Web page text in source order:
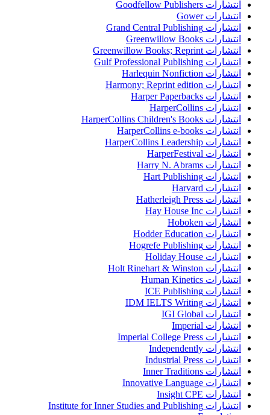
انتشارات Goodfellow Publishers
انتشارات Gower
انتشارات Grand Central Publishing
انتشارات Greenwillow Books
انتشارات Greenwillow Books; Reprint
انتشارات Gulf Professional Publishing
انتشارات Harlequin Nonfiction
انتشارات Harmony; Reprint edition
انتشارات Harper Paperbacks
انتشارات HarperCollins
انتشارات HarperCollins Children's Books
انتشارات HarperCollins e-books
انتشارات HarperCollins Leadership
انتشارات HarperFestival
انتشارات Harry N. Abrams
انتشارات Hart Publishing
انتشارات Harvard
انتشارات Hatherleigh Press
انتشارات Hay House Inc
انتشارات Hoboken
انتشارات Hodder Education
انتشارات Hogrefe Publishing
انتشارات Holiday House
انتشارات Holt Rinehart & Winston
انتشارات Human Kinetics
انتشارات ICE Publishing
انتشارات IDM IELTS Writing
انتشارات IGI Global
انتشارات Imperial
انتشارات Imperial College Press
انتشارات Independently
انتشارات Industrial Press
انتشارات Inner Traditions
انتشارات Innovative Language
انتشارات Insight CPE
انتشارات Institute for Inner Studies and Publishing